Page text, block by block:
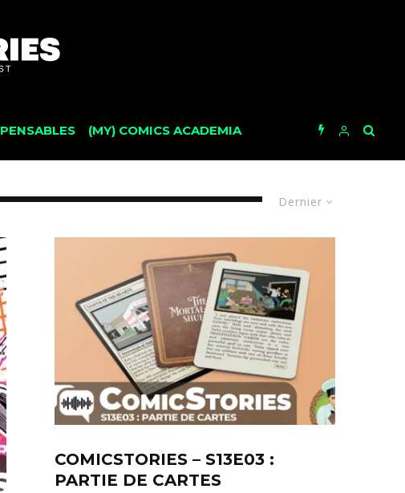
(MY) COMICS ACADEMIA
Dernier
COMICSTORIES – S13E03 :
PARTIE DE CARTES